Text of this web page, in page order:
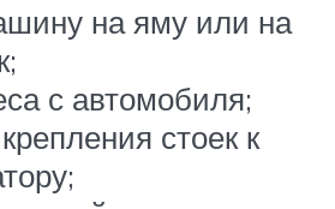
на яму или на
с автомобиля;
стоек к